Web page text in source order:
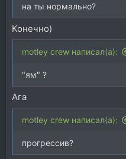
на ты нормально?
Конечно)
motley crew написал(а):
"ям" ?
Ага
motley crew написал(а):
прогрессив?